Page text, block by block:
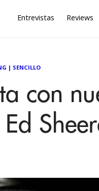
Entrevistas Reviews
| SENCILLO
con